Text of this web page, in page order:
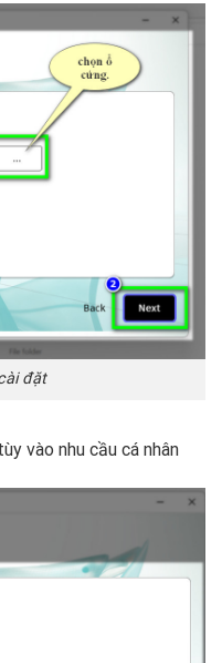
đặt
vào nhu cầu cá nhân